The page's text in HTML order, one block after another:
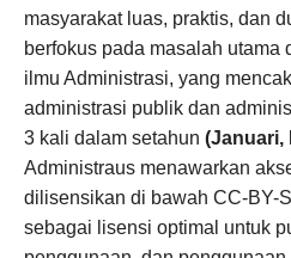
masyarakat luas, praktis, dan
berfokus pada masalah utama
ilmu Administrasi, yang
administrasi publik dan
3 kali dalam setahun (Januari,
Administraus menawarkan
dilisensikan di bawah CC-BY-
sebagai lisensi optimal untuk